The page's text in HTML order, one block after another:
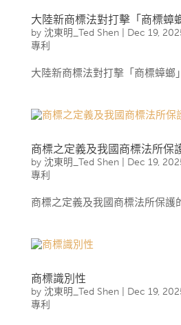
大陸新商標法對打擊「商標蟑
by 沈東明_Ted Shen| Dec 19,
專利
大陸新商標法對打擊「商標蟑螂
商標之定義及我國商標法所保
by 沈東明_Ted Shen| Dec 19,
專利
商標之定義及我國商標法所保護
商標識別性
by 沈東明_Ted Shen| Dec 19,
專利